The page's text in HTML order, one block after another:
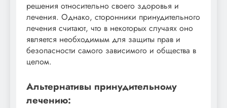
решения относительно своего здоровья и
лечения. Однако, сторонники принудительного
лечения считают, что в некоторых случаях оно
является необходимым для защиты прав и
безопасности самого зависимого и общества в
целом.
Альтернативы принудительному
лечению: